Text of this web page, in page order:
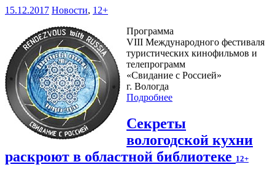
15.12.2017 Новости, 12+
Программа
VIII Международного фестиваля
туристических кинофильмов и
телепрограмм
«Свидание с Россией»
г. Вологда
Подробнее
Секреты
вологодской кухни
раскроют в областной библиотеке 12+